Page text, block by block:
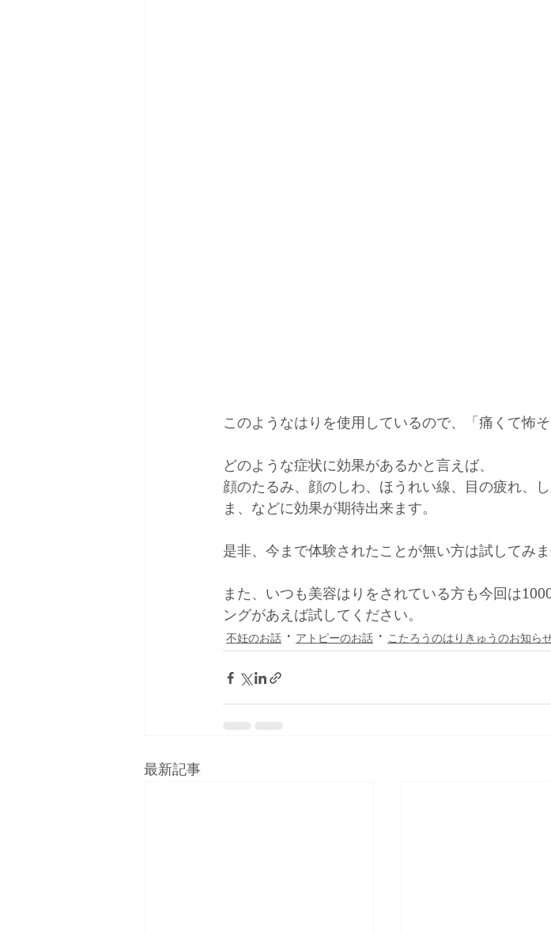
このようなはりを使用しているので、「痛くて怖
どのような症状に効果があるかと言えば、
顔のたるみ、顔のしわ、ほうれい線、目の疲れ、
ま、などに効果が期待出来ます。
是非、今まで体験されたことが無い方は試してみま
また、いつも美容はりをされている方も今回は
ングがあえば試してください。
不妊のお話 アトピーのお話 こたろうのはりきゅうのお知ら
最新記事